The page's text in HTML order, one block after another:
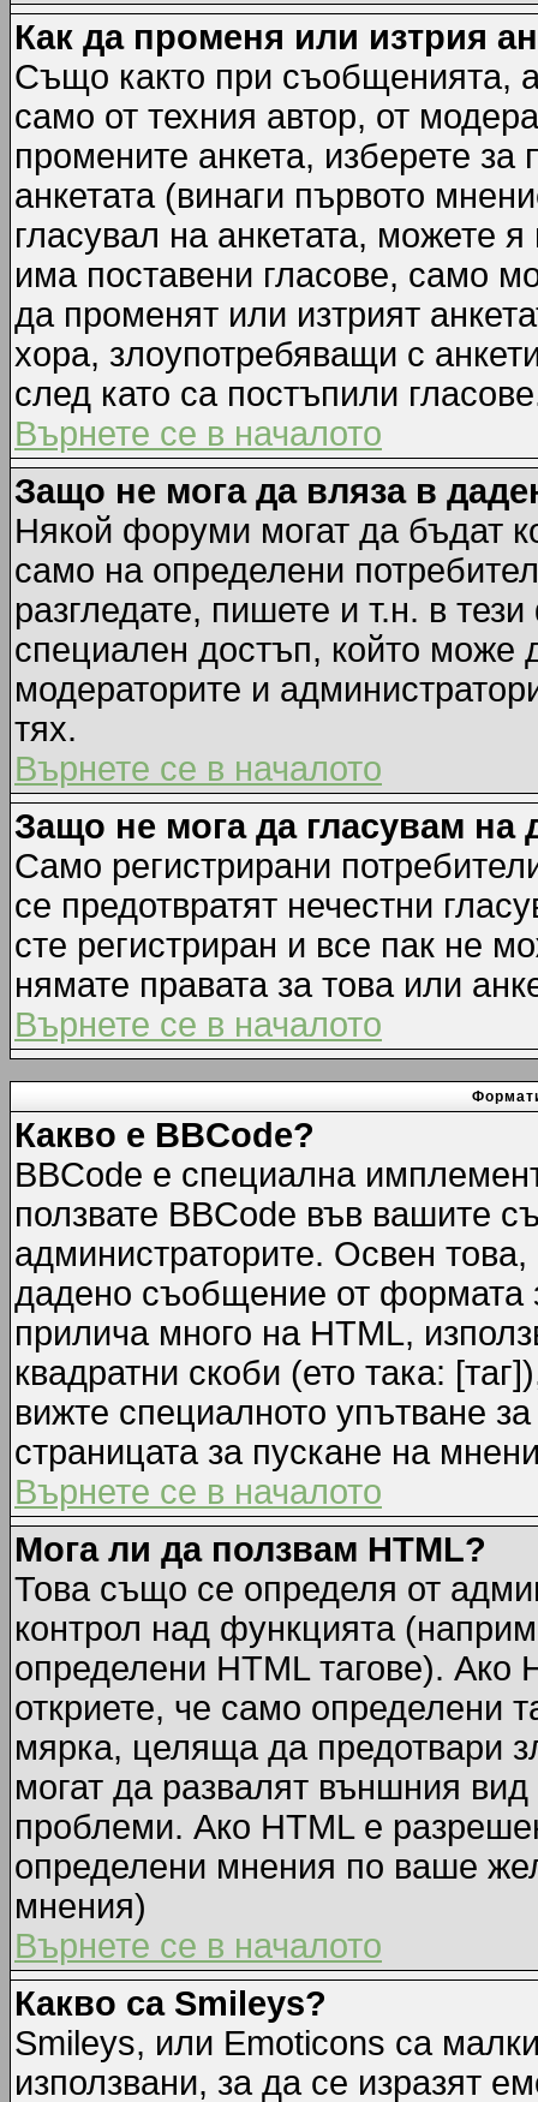
Как да променя или изтрия
Също както при съобщенията,
само от техния автор, от
промените анкета, изберете
анкетата (винаги първото
гласувал на анкетата, можете
има поставени гласове, само
да променят или изтрият
хора, злоупотребяващи с
след като са постъпили
Върнете се в началото
Защо не мога да вляза в
Някой форуми могат да бъдат
само на определени
разгледате, пишете и т.н. в
специален достъп, който може
модераторите и
тях.
Върнете се в началото
Защо не мога да гласувам на
Само регистрирани
се предотвратят нечестни
сте регистриран и все пак не
нямате правата за това или
Върнете се в началото
Какво е BBCode?
BBCode е специална
ползвате BBCode във вашите
администраторите. Освен
дадено съобщение от формата
прилича много на HTML,
квадратни скоби (ето така:
вижте специалното упътване
страницата за пускане на
Върнете се в началото
Мога ли да ползвам HTML?
Това също се определя от
контрол над функцията
определени HTML тагове).
откриете, че само определени
мярка, целяща да предотвари
могат да развалят външния
проблеми. Ако HTML е
определени мнения по ваше
мнения)
Върнете се в началото
Какво са Smileys?
Smileys, или Emoticons са
използвани, за да се изразят